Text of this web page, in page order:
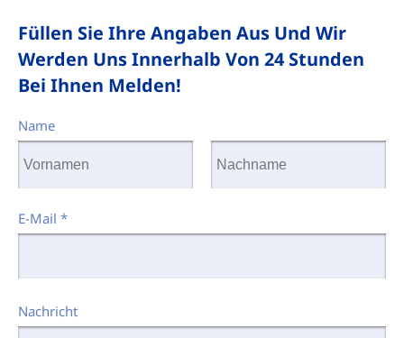
Füllen Sie Ihre Angaben Aus Und Wir
Werden Uns Innerhalb Von 24 Stunden
Bei Ihnen Melden!
Name
E-Mail *
Nachricht